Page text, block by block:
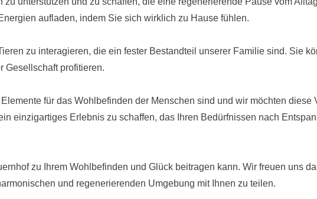
aufladen, indem Sie sich wirklich zu Hause fühlen.
zu interagieren, die ein fester Bestandteil unserer Familie sind. Sie
Gesellschaft profitieren.
für das Wohlbefinden der Menschen sind und wir möchten diese
einzigartiges Erlebnis zu schaffen, das Ihren Bedürfnissen nach
zu Ihrem Wohlbefinden und Glück beitragen kann. Wir freuen uns
und regenerierenden Umgebung mit Ihnen zu teilen.